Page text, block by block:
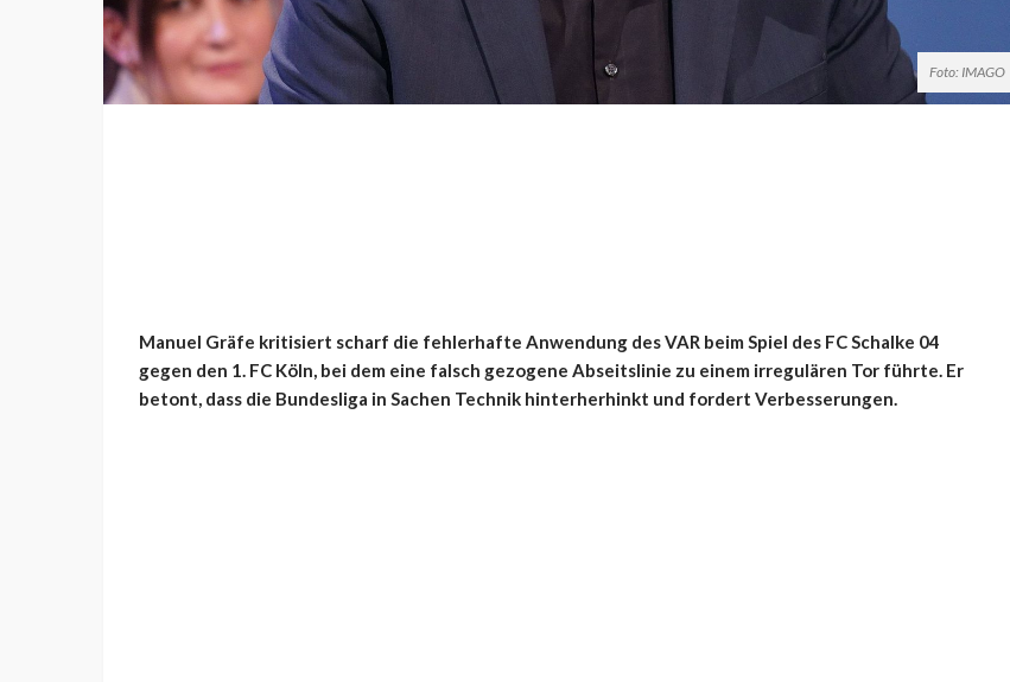
Foto: IMAGO
Manuel Gräfe kritisiert scharf die fehlerhafte Anwendung des VAR beim Spiel des FC Schalke 04
gegen den 1. FC Köln, bei dem eine falsch gezogene Abseitslinie zu einem irregulären Tor führte. Er
betont, dass die Bundesliga in Sachen Technik hinterherhinkt und fordert Verbesserungen.